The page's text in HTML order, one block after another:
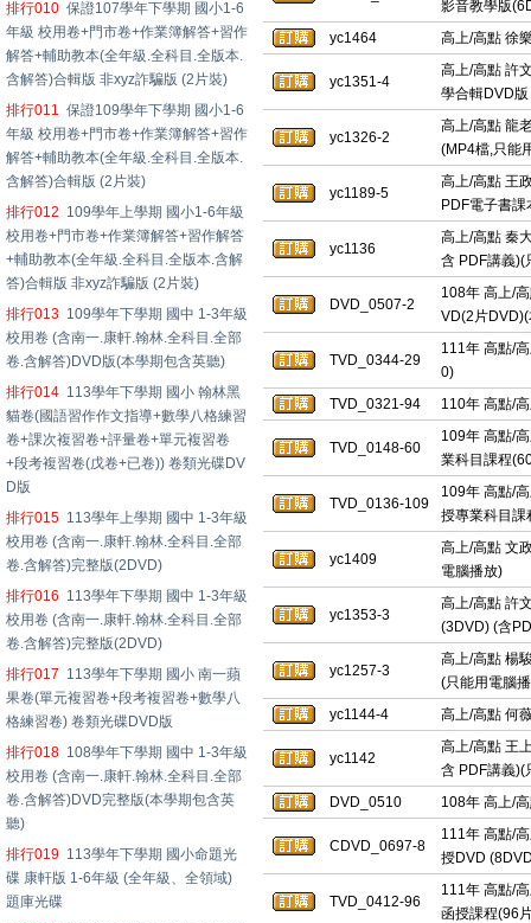
排行010 保證107學年下學期 國小1-6
年級 校用卷+門市卷+作業簿解答+習作
解答+輔助教本(全年級.全科目.全版本.
含解答)合輯版 非xyz詐騙版 (2片裝)
排行011 保證109學年下學期 國小1-6
年級 校用卷+門市卷+作業簿解答+習作
解答+輔助教本(全年級.全科目.全版本.
含解答)合輯版 (2片裝)
排行012 109學年上學期 國小1-6年級
校用卷+門市卷+作業簿解答+習作解答
+輔助教本(全年級.全科目.全版本.含解
答)合輯版 非xyz詐騙版 (2片裝)
排行013 109學年下學期 國中 1-3年級
校用卷 (含南一.康軒.翰林.全科目.全部
卷.含解答)DVD版(本學期包含英聽)
排行014 113學年下學期 國小 翰林黑
貓卷(國語習作作文指導+數學八格練習
卷+課次複習卷+評量卷+單元複習卷
+段考複習卷(戊卷+已卷)) 卷類光碟DV
D版
排行015 113學年上學期 國中 1-3年級
校用卷 (含南一.康軒.翰林.全科目.全部
卷.含解答)完整版(2DVD)
排行016 113學年下學期 國中 1-3年級
校用卷 (含南一.康軒.翰林.全科目.全部
卷.含解答)完整版(2DVD)
排行017 113學年下學期 國小 南一蘋
果卷(單元複習卷+段考複習卷+數學八
格練習卷) 卷類光碟DVD版
排行018 108學年下學期 國中 1-3年級
校用卷 (含南一.康軒.翰林.全科目.全部
卷.含解答)DVD完整版(本學期包含英
聽)
排行019 113學年下學期 國小命題光
碟 康軒版 1-6年級 (全年級、全領域)
題庫光碟
影音教學版
yc1464
高上/高點 徐
yc1351-4
高上/高點 許
學合輯DVD
yc1326-2
高上/高點 龍
(MP4檔,只能
yc1189-5
高上/高點 王
PDF電子書課
yc1136
高上/高點 秦
含 PDF講義)(
DVD_0507-2
108年 高上/
VD(2片
TVD_0344-29
111年 高點/
0)
TVD_0321-94
110年 高點/
TVD_0148-60
109年 高點/
業科目課程
TVD_0136-109
109年 高點/
授專業科目
yc1409
高上/高點 文
電腦播放)
yc1353-3
高上/高點 許
(3DVD) (含
yc1257-3
高上/高點 楊
(只能用電腦
yc1144-4
高上/高點 何
yc1142
高上/高點 王
含 PDF講義)(
DVD_0510
108年 高上/
CDVD_0697-8
111年 高點/
授DVD
TVD_0412-96
111年 高點/
函授課程(96